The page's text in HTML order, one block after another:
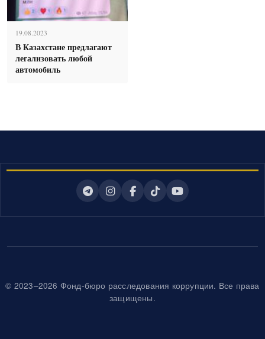
19.08.2023
В Казахстане предлагают
легализовать любой
автомобиль
© 2023–2026 Фонд-бюро расследования коррупции. Все права
защищены.